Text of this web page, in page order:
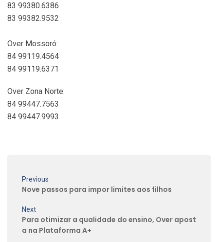
83 99380.6386
83 99382.9532
Over Mossoró:
84 99119.4564
84 99119.6371
Over Zona Norte:
84 99447.7563
84 99447.9993
Previous
Nove passos para impor limites aos filhos
Next
Para otimizar a qualidade do ensino, Over apost
a na Plataforma A+